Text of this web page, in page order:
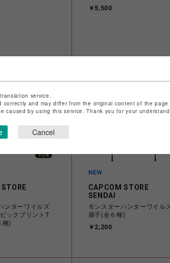
￥5,500
ンターワイルズ
ックプリントT
種)
CAPCOM STORE
SENDAI
モンスターハンターワイル
扇子(全６種)
￥2,200
service.
and may differ from the original content of the page
by using this service. Thank you for your
Cancel